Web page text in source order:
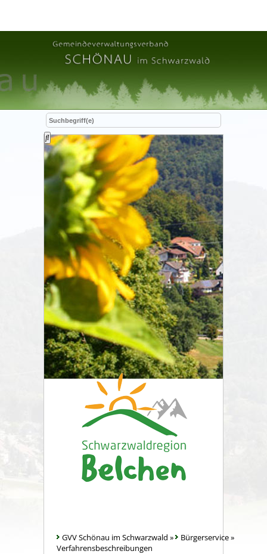
GVV Schönau im Schwarzwald » Bürgerservice»
Verfahrensbeschreibungen